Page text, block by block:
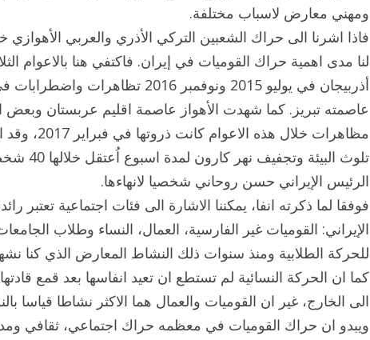
ومهني معارض لاسباب مختلفة.
فاذا اشرنا الى حراك الشعبين التركي الأذري والعربي الأهوازي
لنا مدى اهمية حراك القوميات في إيران. فاكتفي هنا بالاعوام
أذربيجان في يوليو 2015 ونوفمبر
عاصمته تبريز. كما شهدت الأهواز عاصمة اقليم عربستان وبعض
مظاهرات خلال
تلوث
الرئيس الإيراني حسن روحاني شخصيا لانهاءها.
فوفقا لما ذكرته انفا، يمكننا الاشارة الى فئات اجتماعية تعتبر
الإيراني: القوميات غير الفارسية، العمال، النساء وطلاب
للحركة الطلابية ومنذ سنوات ذلك النشاط المعارض الذي كنا
كما ان الحركة النسائية لم تستطع ان تعيد انفاسها بعد قمع
الى الخارج، غير ان القوميات والعمال هما الاكثر نشاطا قياسا
ويبدو ان حراك القوميات في معظمه حراك اجتماعي، ثقافي